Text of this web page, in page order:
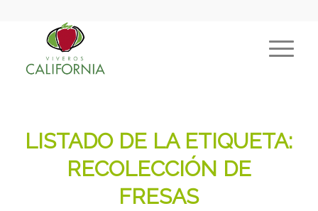
LISTADO DE LA ETIQUETA:
RECOLECCIÓN DE
FRESAS